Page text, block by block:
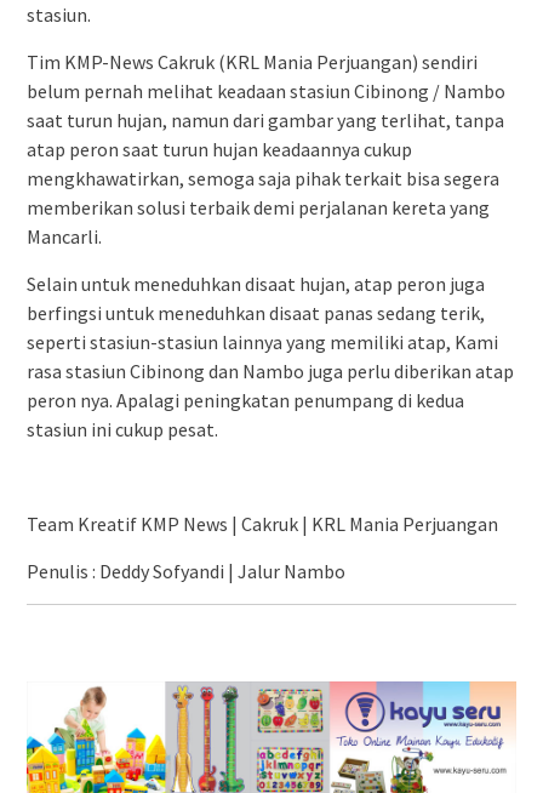
stasiun.
Tim KMP-News Cakruk (KRL Mania Perjuangan) sendiri
belum pernah melihat keadaan stasiun Cibinong / Nambo
saat turun hujan, namun dari gambar yang terlihat, tanpa
atap peron saat turun hujan keadaannya cukup
mengkhawatirkan, semoga saja pihak terkait bisa segera
memberikan solusi terbaik demi perjalanan kereta yang
Mancarli.
Selain untuk meneduhkan disaat hujan, atap peron juga
berfingsi untuk meneduhkan disaat panas sedang terik,
seperti stasiun-stasiun lainnya yang memiliki atap, Kami
rasa stasiun Cibinong dan Nambo juga perlu diberikan atap
peron nya. Apalagi peningkatan penumpang di kedua
stasiun ini cukup pesat.
Team Kreatif KMP News | Cakruk | KRL Mania Perjuangan
Penulis : Deddy Sofyandi | Jalur Nambo